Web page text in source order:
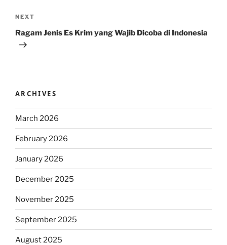
Next
Post
NEXT
Ragam Jenis Es Krim yang Wajib Dicoba di Indonesia
ARCHIVES
March 2026
February 2026
January 2026
December 2025
November 2025
September 2025
August 2025